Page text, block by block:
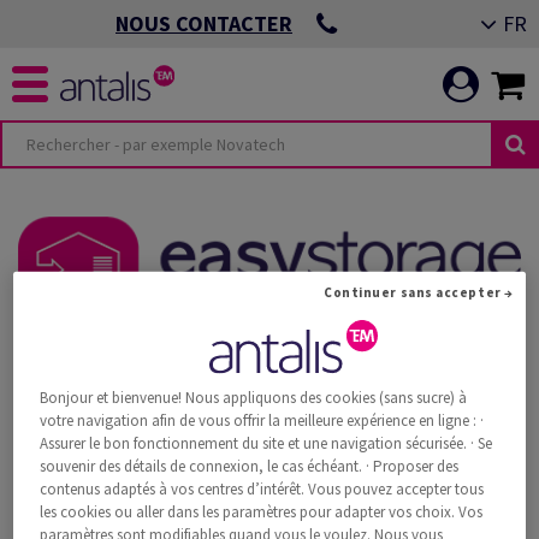
NOUS CONTACTER FR
Stockez vos supports de communication
imprimée et autres biens chez Antalis
Profitez des capacités de stockage d'Antalis. Avec le service
easystorage, nous mettons à votre disposition un entrepôt pour
tous vos supports de communication imprimée et autres biens.
Bonjour et bienvenue! Nous appliquons des cookies (sans sucre) à
votre navigation afin de vous offrir la meilleure expérience en ligne : ·
Assurer le bon fonctionnement du site et une navigation sécurisée. · Se
souvenir des détails de connexion, le cas échéant. · Proposer des
contenus adaptés à vos centres d’intérêt. Vous pouvez accepter tous
les cookies ou aller dans les paramètres pour adapter vos choix. Vos
paramètres sont modifiables quand vous le voulez. Nous vous
Continuer sans accepter →